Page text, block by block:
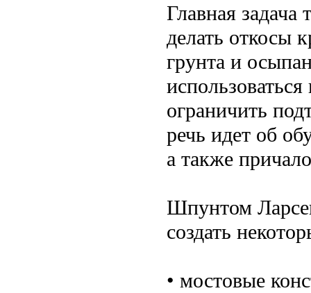
Главная задача
делать откосы
грунта и
ограничить
речь идет об
а также
Шпунтом
создать
• мостовые